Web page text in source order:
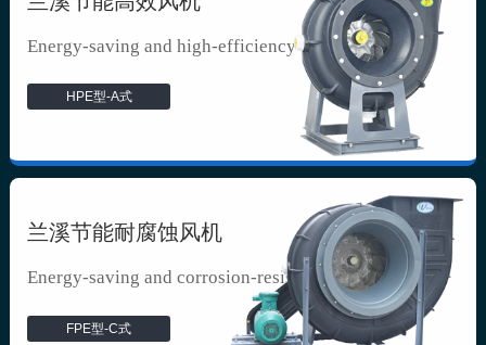
Energy-saving and high-efficiency f...
HPE型-A式
兰溪节能耐腐蚀风机
Energy-saving and corrosion-resista...
FPE型-C式